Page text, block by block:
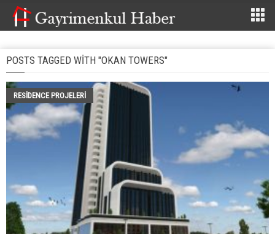
POSTS TAGGED WITH "OKAN TOWERS"
RESIDENCE PROJELERI